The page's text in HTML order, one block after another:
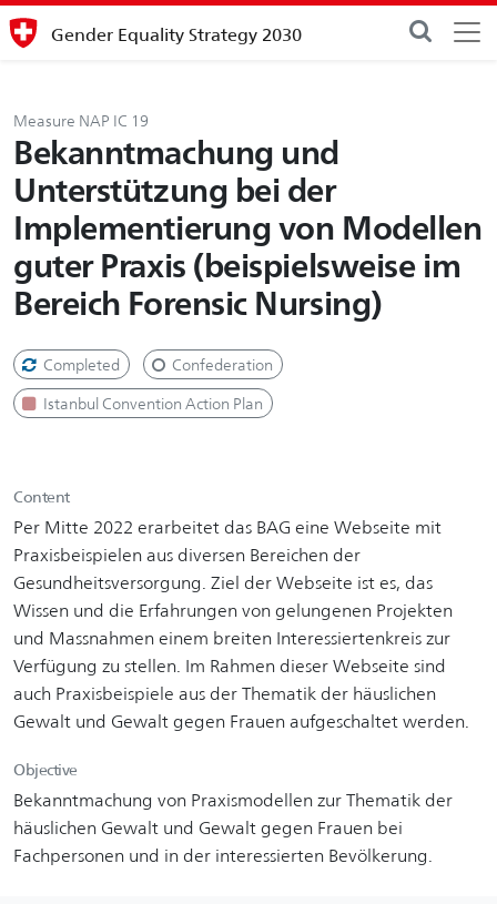
Gender Equality Strategy 2030
Measure NAP IC 19
Bekanntmachung und
Unterstützung bei der
Implementierung von Modellen
guter Praxis (beispielsweise im
Bereich Forensic Nursing)
Completed Confederation
Istanbul Convention Action Plan
Content
Per Mitte 2022 erarbeitet das BAG eine Webseite mit
Praxisbeispielen aus diversen Bereichen der
Gesundheitsversorgung. Ziel der Webseite ist es, das
Wissen und die Erfahrungen von gelungenen Projekten
und Massnahmen einem breiten Interessiertenkreis zur
Verfügung zu stellen. Im Rahmen dieser Webseite sind
auch Praxisbeispiele aus der Thematik der häuslichen
Gewalt und Gewalt gegen Frauen aufgeschaltet werden.
Objective
Bekanntmachung von Praxismodellen zur Thematik der
häuslichen Gewalt und Gewalt gegen Frauen bei
Fachpersonen und in der interessierten Bevölkerung.